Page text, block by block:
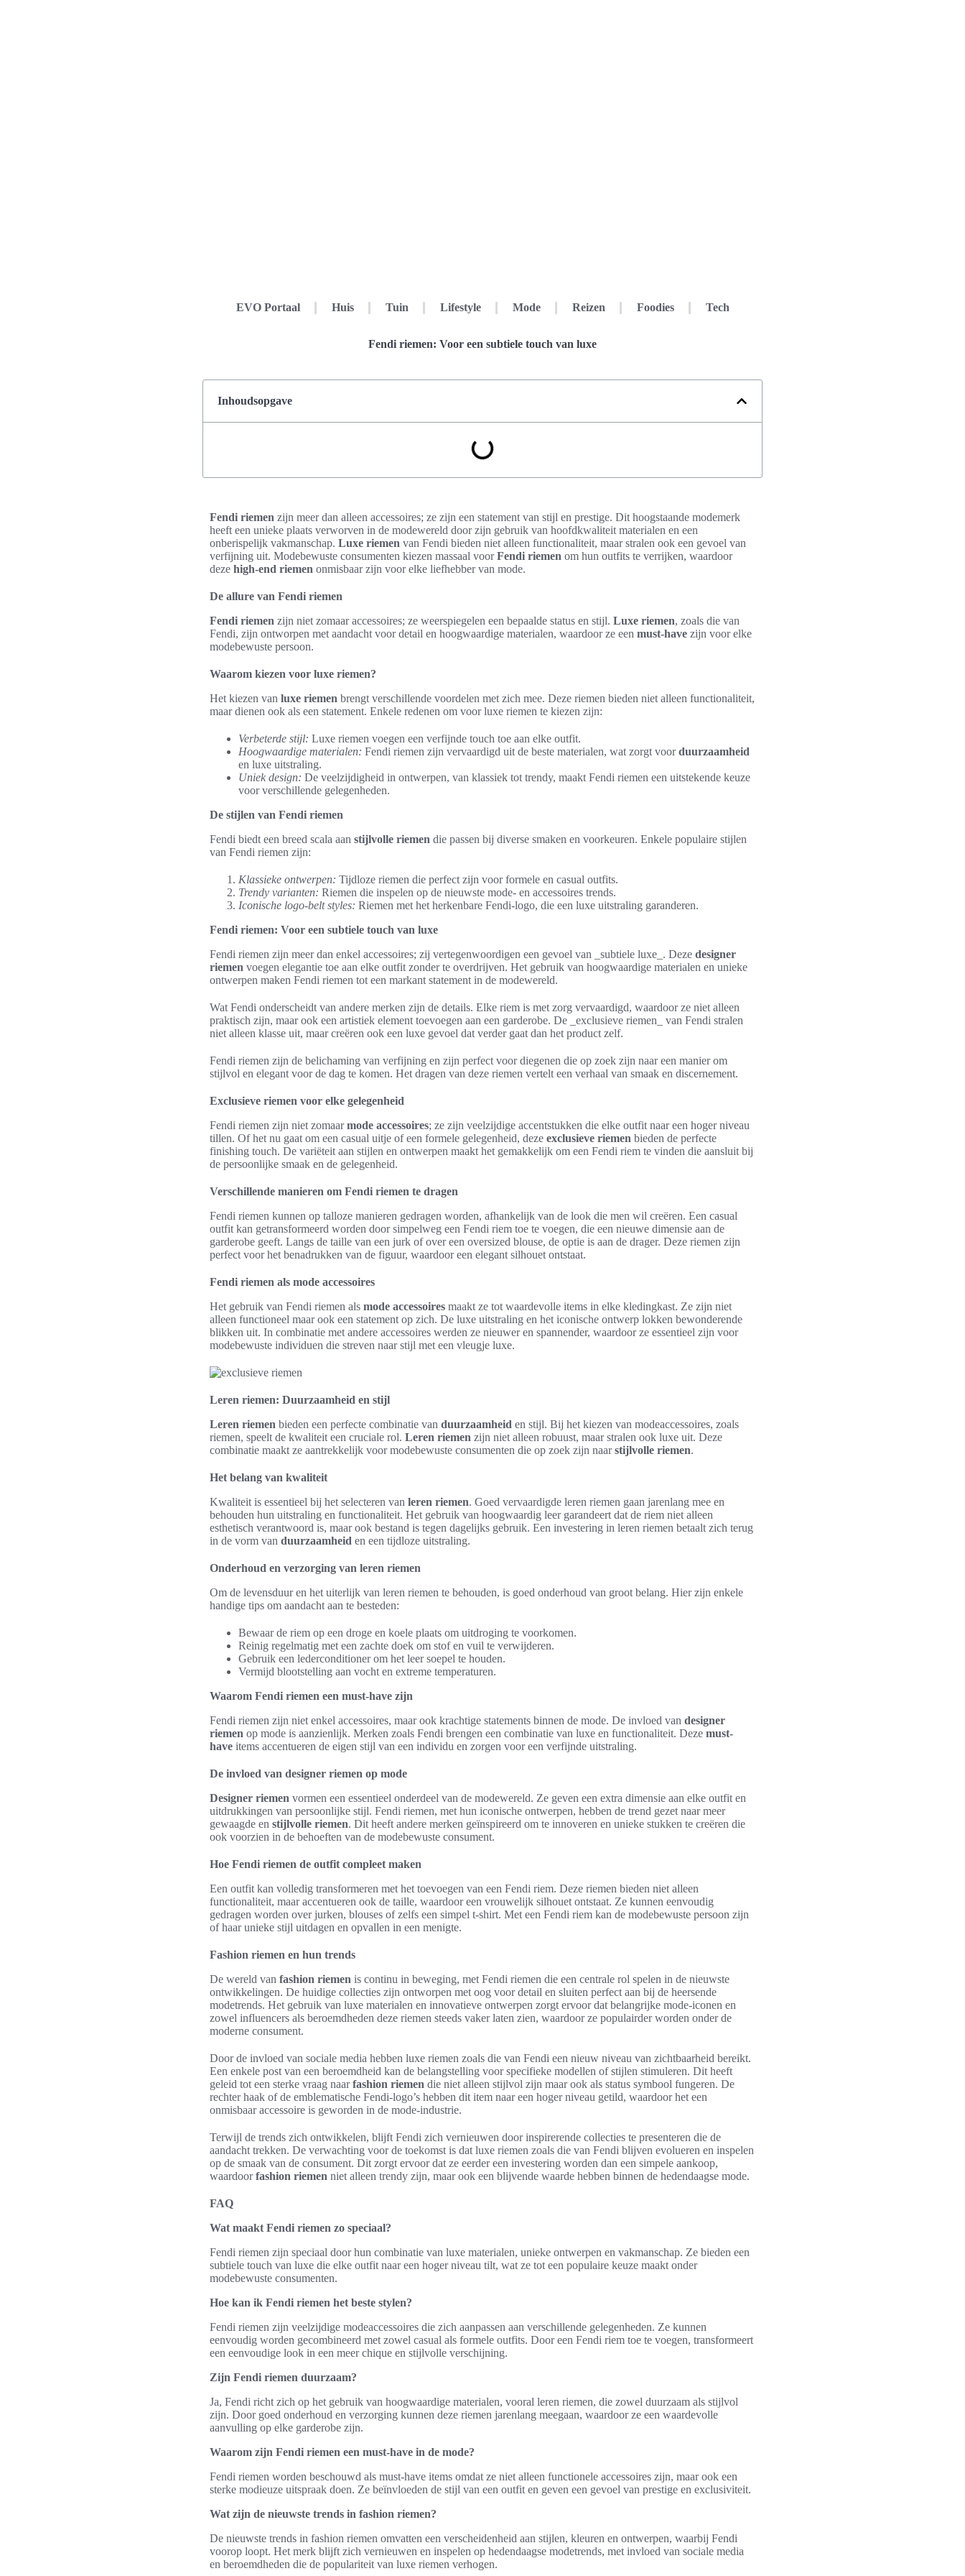
EVO Portaal Huis Tuin Lifestyle Mode Reizen Foodies Tech
Fendi riemen: Voor een subtiele touch van luxe
Inhoudsopgave
Fendi riemen zijn meer dan alleen accessoires; ze zijn een statement van stijl en prestige. Dit hoogstaande modemerk
heeft een unieke plaats verworven in de modewereld door zijn gebruik van hoofdkwaliteit materialen en een
onberispelijk vakmanschap. Luxe riemen van Fendi bieden niet alleen functionaliteit, maar stralen ook een gevoel van
verfijning uit. Modebewuste consumenten kiezen massaal voorFendi riemen om hun outfits te verrijken, waardoor
deze high-end riemen onmisbaar zijn voor elke liefhebber van mode.
De allure van Fendi riemen
Fendi riemen zijn niet zomaar accessoires; ze weerspiegelen een bepaalde status en stijl. Luxe riemen, zoals die van
Fendi, zijn ontworpen met aandacht voor detail en hoogwaardige materialen, waardoor ze een must-have zijn voor elke
modebewuste persoon.
Waarom kiezen voor luxe riemen?
Het kiezen van luxe riemen brengt verschillende voordelen met zich mee. Deze riemen bieden niet alleen functionaliteit,
maar dienen ook als een statement. Enkele redenen om voor luxe riemen te kiezen zijn:
Verbeterde stijl: Luxe riemen voegen een verfijnde touch toe aan elke outfit.
Hoogwaardige materialen: Fendi riemen zijn vervaardigd uit de beste materialen, wat zorgt voorduurzaamheid
en luxe uitstraling.
Uniek design: De veelzijdigheid in ontwerpen, van klassiek tot trendy, maakt Fendi riemen een uitstekende keuze
voor verschillende gelegenheden.
De stijlen van Fendi riemen
Fendi biedt een breed scala aan stijlvolle riemen die passen bij diverse smaken en voorkeuren. Enkele populaire stijlen
van Fendi riemen zijn:
Klassieke ontwerpen: Tijdloze riemen die perfect zijn voor formele en casual outfits.
Trendy varianten: Riemen die inspelen op de nieuwste mode- en accessoires trends.
Iconische logo-belt styles: Riemen met het herkenbare Fendi-logo, die een luxe uitstraling garanderen.
Fendi riemen: Voor een subtiele touch van luxe
Fendi riemen zijn meer dan enkel accessoires; zij vertegenwoordigen een gevoel van _subtiele luxe_. Deze designer
riemen voegen elegantie toe aan elke outfit zonder te overdrijven. Het gebruik van hoogwaardige materialen en unieke
ontwerpen maken Fendi riemen tot een markant statement in de modewereld.
Wat Fendi onderscheidt van andere merken zijn de details. Elke riem is met zorg vervaardigd, waardoor ze niet alleen
praktisch zijn, maar ook een artistiek element toevoegen aan een garderobe. De _exclusieve riemen_ van Fendi stralen
niet alleen klasse uit, maar creëren ook een luxe gevoel dat verder gaat dan het product zelf.
Fendi riemen zijn de belichaming van verfijning en zijn perfect voor diegenen die op zoek zijn naar een manier om
stijlvol en elegant voor de dag te komen. Het dragen van deze riemen vertelt een verhaal van smaak en discernement.
Exclusieve riemen voor elke gelegenheid
Fendi riemen zijn niet zomaarmode accessoires; ze zijn veelzijdige accentstukken die elke outfit naar een hoger niveau
tillen. Of het nu gaat om een casual uitje of een formele gelegenheid, deze exclusieve riemen bieden de perfecte
finishing touch. De variëteit aan stijlen en ontwerpen maakt het gemakkelijk om een Fendi riem te vinden die aansluit bij
de persoonlijke smaak en de gelegenheid.
Verschillende manieren om Fendi riemen te dragen
Fendi riemen kunnen op talloze manieren gedragen worden, afhankelijk van de look die men wil creëren. Een casual
outfit kan getransformeerd worden door simpelweg een Fendi riem toe te voegen, die een nieuwe dimensie aan de
garderobe geeft. Langs de taille van een jurk of over een oversized blouse, de optie is aan de drager. Deze riemen zijn
perfect voor het benadrukken van de figuur, waardoor een elegant silhouet ontstaat.
Fendi riemen als mode accessoires
Het gebruik van Fendi riemen als mode accessoires maakt ze tot waardevolle items in elke kledingkast. Ze zijn niet
alleen functioneel maar ook een statement op zich. De luxe uitstraling en het iconische ontwerp lokken bewonderende
blikken uit. In combinatie met andere accessoires werden ze nieuwer en spannender, waardoor ze essentieel zijn voor
modebewuste individuen die streven naar stijl met een vleugje luxe.
Leren riemen: Duurzaamheid en stijl
Leren riemen bieden een perfecte combinatie van duurzaamheid en stijl. Bij het kiezen van modeaccessoires, zoals
riemen, speelt de kwaliteit een cruciale rol. Leren riemen zijn niet alleen robuust, maar stralen ook luxe uit. Deze
combinatie maakt ze aantrekkelijk voor modebewuste consumenten die op zoek zijn naarstijlvolle riemen.
Het belang van kwaliteit
Kwaliteit is essentieel bij het selecteren van leren riemen. Goed vervaardigde leren riemen gaan jarenlang mee en
behouden hun uitstraling en functionaliteit. Het gebruik van hoogwaardig leer garandeert dat de riem niet alleen
esthetisch verantwoord is, maar ook bestand is tegen dagelijks gebruik. Een investering in leren riemen betaalt zich terug
in de vorm van duurzaamheid en een tijdloze uitstraling.
Onderhoud en verzorging van leren riemen
Om de levensduur en het uiterlijk van leren riemen te behouden, is goed onderhoud van groot belang. Hier zijn enkele
handige tips om aandacht aan te besteden:
Bewaar de riem op een droge en koele plaats om uitdroging te voorkomen.
Reinig regelmatig met een zachte doek om stof en vuil te verwijderen.
Gebruik een lederconditioner om het leer soepel te houden.
Vermijd blootstelling aan vocht en extreme temperaturen.
Waarom Fendi riemen een must-have zijn
Fendi riemen zijn niet enkel accessoires, maar ook krachtige statements binnen de mode. De invloed van designer
riemen op mode is aanzienlijk. Merken zoals Fendi brengen een combinatie van luxe en functionaliteit. Deze must-
have items accentueren de eigen stijl van een individu en zorgen voor een verfijnde uitstraling.
De invloed van designer riemen op mode
Designer riemen vormen een essentieel onderdeel van de modewereld. Ze geven een extra dimensie aan elke outfit en
uitdrukkingen van persoonlijke stijl. Fendi riemen, met hun iconische ontwerpen, hebben de trend gezet naar meer
gewaagde en stijlvolle riemen. Dit heeft andere merken geïnspireerd om te innoveren en unieke stukken te creëren die
ook voorzien in de behoeften van de modebewuste consument.
Hoe Fendi riemen de outfit compleet maken
Een outfit kan volledig transformeren met het toevoegen van een Fendi riem. Deze riemen bieden niet alleen
functionaliteit, maar accentueren ook de taille, waardoor een vrouwelijk silhouet ontstaat. Ze kunnen eenvoudig
gedragen worden over jurken, blouses of zelfs een simpel t-shirt. Met een Fendi riem kan de modebewuste persoon zijn
of haar unieke stijl uitdagen en opvallen in een menigte.
Fashion riemen en hun trends
De wereld van fashion riemen is continu in beweging, met Fendi riemen die een centrale rol spelen in de nieuwste
ontwikkelingen. De huidige collecties zijn ontworpen met oog voor detail en sluiten perfect aan bij de heersende
modetrends. Het gebruik van luxe materialen en innovatieve ontwerpen zorgt ervoor dat belangrijke mode-iconen en
zowel influencers als beroemdheden deze riemen steeds vaker laten zien, waardoor ze populairder worden onder de
moderne consument.
Door de invloed van sociale media hebben luxe riemen zoals die van Fendi een nieuw niveau van zichtbaarheid bereikt.
Een enkele post van een beroemdheid kan de belangstelling voor specifieke modellen of stijlen stimuleren. Dit heeft
geleid tot een sterke vraag naarfashion riemen die niet alleen stijlvol zijn maar ook als status symbool fungeren. De
rechter haak of de emblematische Fendi-logo’s hebben dit item naar een hoger niveau getild, waardoor het een
onmisbaar accessoire is geworden in de mode-industrie.
Terwijl de trends zich ontwikkelen, blijft Fendi zich vernieuwen door inspirerende collecties te presenteren die de
aandacht trekken. De verwachting voor de toekomst is dat luxe riemen zoals die van Fendi blijven evolueren en inspelen
op de smaak van de consument. Dit zorgt ervoor dat ze eerder een investering worden dan een simpele aankoop,
waardoorfashion riemen niet alleen trendy zijn, maar ook een blijvende waarde hebben binnen de hedendaagse mode.
FAQ
Wat maakt Fendi riemen zo speciaal?
Fendi riemen zijn speciaal door hun combinatie van luxe materialen, unieke ontwerpen en vakmanschap. Ze bieden een
subtiele touch van luxe die elke outfit naar een hoger niveau tilt, wat ze tot een populaire keuze maakt onder
modebewuste consumenten.
Hoe kan ik Fendi riemen het beste stylen?
Fendi riemen zijn veelzijdige modeaccessoires die zich aanpassen aan verschillende gelegenheden. Ze kunnen
eenvoudig worden gecombineerd met zowel casual als formele outfits. Door een Fendi riem toe te voegen, transformeert
een eenvoudige look in een meer chique en stijlvolle verschijning.
Zijn Fendi riemen duurzaam?
Ja, Fendi richt zich op het gebruik van hoogwaardige materialen, vooral leren riemen, die zowel duurzaam als stijlvol
zijn. Door goed onderhoud en verzorging kunnen deze riemen jarenlang meegaan, waardoor ze een waardevolle
aanvulling op elke garderobe zijn.
Waarom zijn Fendi riemen een must-have in de mode?
Fendi riemen worden beschouwd als must-have items omdat ze niet alleen functionele accessoires zijn, maar ook een
sterke modieuze uitspraak doen. Ze beïnvloeden de stijl van een outfit en geven een gevoel van prestige en exclusiviteit.
Wat zijn de nieuwste trends in fashion riemen?
De nieuwste trends in fashion riemen omvatten een verscheidenheid aan stijlen, kleuren en ontwerpen, waarbij Fendi
voorop loopt. Het merk blijft zich vernieuwen en inspelen op hedendaagse modetrends, met invloed van sociale media
en beroemdheden die de populariteit van luxe riemen verhogen.